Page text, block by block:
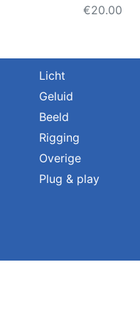
€20.00
Licht
Geluid
Beeld
Rigging
Overige
Plug & play